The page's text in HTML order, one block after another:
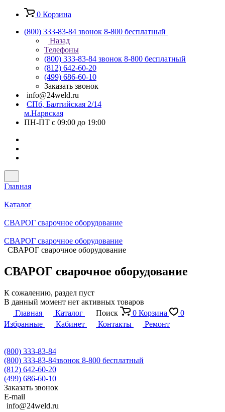
0 Корзина
(800) 333-83-84 звонок 8-800 бесплатный
Назад
Телефоны
(800) 333-83-84 звонок 8-800 бесплатный
(812) 642-60-20
(499) 686-60-10
Заказать звонок
info@24weld.ru
СПб, Балтийская 2/14
м.Нарвская
ПН-ПТ с 09:00 до 19:00
Главная
Каталог
СВАРОГ сварочное оборудование
СВАРОГ сварочное оборудование
СВАРОГ сварочное оборудование
СВАРОГ сварочное оборудование
К сожалению, раздел пуст
В данный момент нет активных товаров
Главная
Каталог Поиск 0 Корзина
0
Избранные
Кабинет Контакты Ремонт
(800) 333-83-84
(800) 333-83-84звонок 8-800 бесплатный
(812) 642-60-20
(499) 686-60-10
Заказать звонок
E-mail
info@24weld.ru